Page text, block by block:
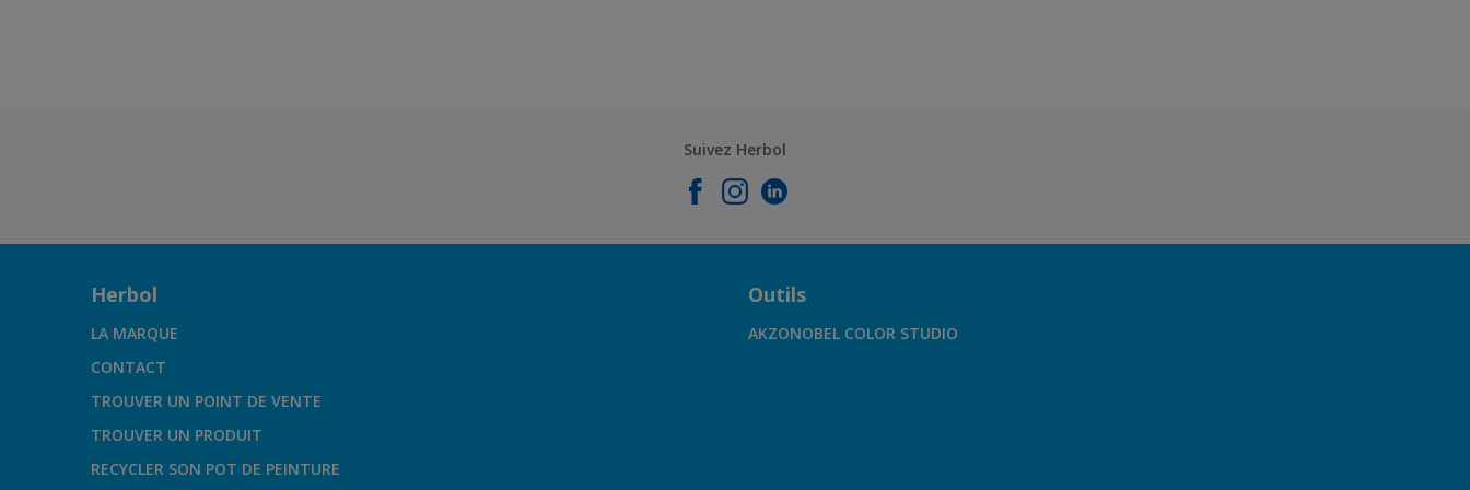
Suivez Herbol
Herbol
LA MARQUE
CONTACT
TROUVER UN POINT DE VENTE
TROUVER UN PRODUIT
RECYCLER SON POT DE PEINTURE
Outils
AKZONOBEL COLOR STUDIO